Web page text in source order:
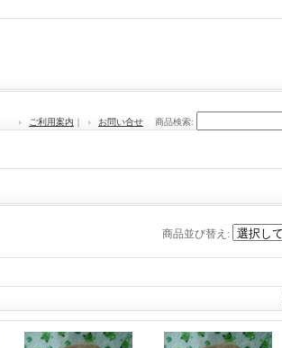
ご利用案内 ｜ お問い合せ 商品検索:
商品並び替え :